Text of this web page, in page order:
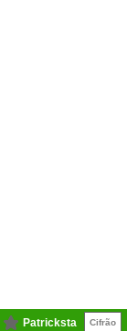
Patricksta Cifrão